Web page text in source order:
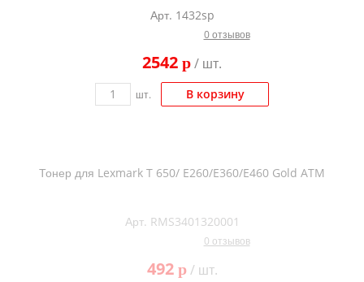
Ленточные картриджи
Арт. 1432sp
0 отзывов
2542 p/ шт.
шт. В корзину
Тонер для Lexmark T 650/ E260/E360/E460 Gold ATM
Арт. RMS3401320001
0 отзывов
492 p/ шт.